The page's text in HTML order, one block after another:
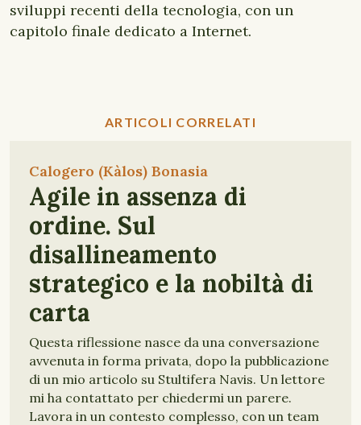
sviluppi recenti della tecnologia, con un
capitolo finale dedicato a Internet.
ARTICOLI CORRELATI
Calogero (Kàlos) Bonasia
Agile in assenza di
ordine. Sul
disallineamento
strategico e la nobiltà di
carta
Questa riflessione nasce da una conversazione
avvenuta in forma privata, dopo la pubblicazione
di un mio articolo su Stultifera Navis. Un lettore
mi ha contattato per chiedermi un parere.
Lavora in un contesto complesso, con un team